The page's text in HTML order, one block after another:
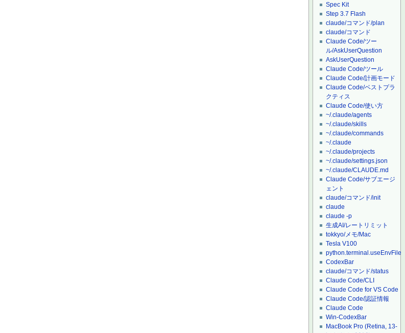
Spec Kit
Step 3.7 Flash
claude/コマンド/plan
claude/コマンド
Claude Code/ツー
ル/AskUserQuestion
AskUserQuestion
Claude Code/ツール
Claude Code/計画モード
Claude Code/ベストプラ
クティス
Claude Code/使い方
~/.claude/agents
~/.claude/skills
~/.claude/commands
~/.claude
~/.claude/projects
~/.claude/settings.json
~/.claude/CLAUDE.md
Claude Code/サブエージ
ェント
claude/コマンド/init
claude
claude -p
生成AI/レートリミット
tokkyo/メモ/Mac
Tesla V100
python.terminal.useEnvFile
CodexBar
claude/コマンド/status
Claude Code/CLI
Claude Code for VS Code
Claude Code/認証情報
Claude Code
Win-CodexBar
MacBook Pro (Retina, 13-